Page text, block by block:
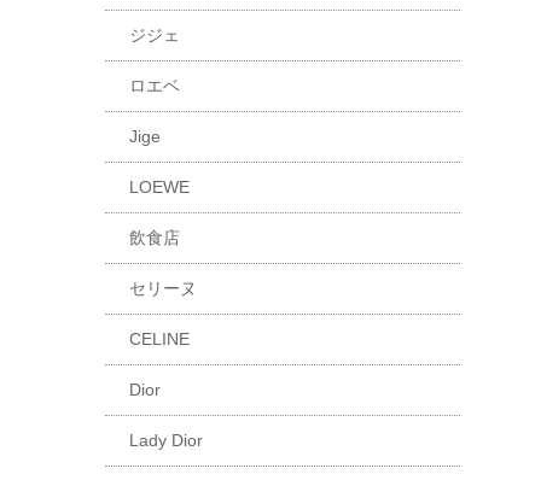
ジジェ
ロエベ
Jige
LOEWE
飲食店
セリーヌ
CELINE
Dior
Lady Dior